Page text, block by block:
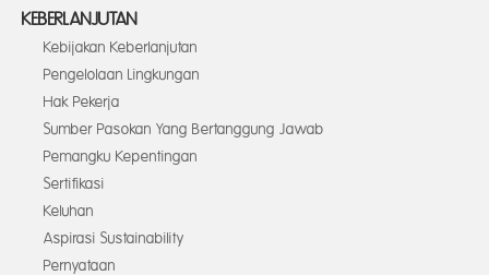
KEBERLANJUTAN
Kebijakan Keberlanjutan
Pengelolaan Lingkungan
Hak Pekerja
Sumber Pasokan Yang Bertanggung Jawab
Pemangku Kepentingan
Sertifikasi
Keluhan
Aspirasi Sustainability
Pernyataan